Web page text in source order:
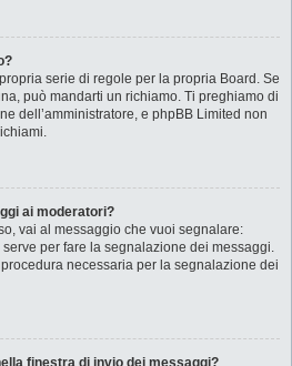
serie di regole per la propria Board. Se
può mandarti un richiamo. Ti preghiamo di
dell’amministratore, e phpBB Limited non
ai moderatori?
vai al messaggio che vuoi segnalare:
per fare la segnalazione dei messaggi.
necessaria per la segnalazione dei
finestra di invio dei messaggi?